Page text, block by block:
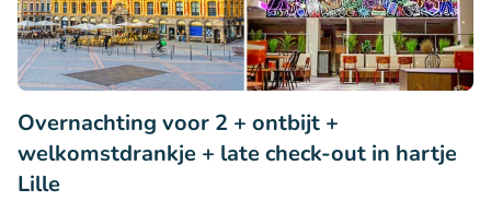
Overnachting voor 2 + ontbijt +
welkomstdrankje + late check-out in hartje
Lille